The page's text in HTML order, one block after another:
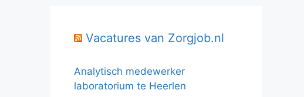
Vacatures van Zorgjob.nl
Analytisch medewerker
laboratorium te Heerlen